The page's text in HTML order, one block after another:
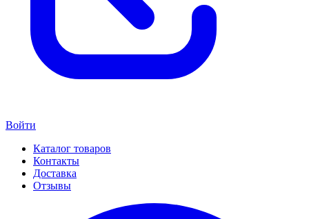
Войти
Каталог товаров
Контакты
Доставка
Отзывы